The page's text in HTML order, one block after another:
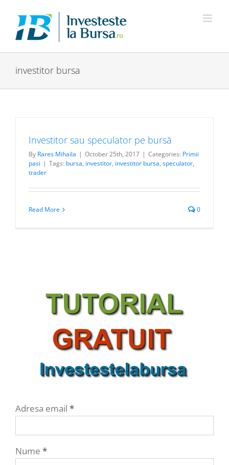
content
investitor bursa
Investitor sau speculator pe bursă
By Rares Mihaila | October 25th, 2017 | Categories: Primii
pasi | Tags: bursa, investitor, investitor bursa, speculator,
trader
Read More 0
Adresa email *
Nume *